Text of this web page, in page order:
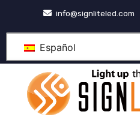
content
info@signliteled.com
Español